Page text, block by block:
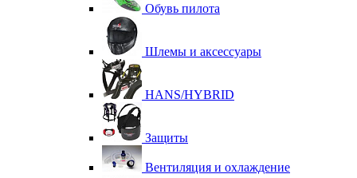
Обувь пилота
Шлемы и аксессуары
HANS/HYBRID
Защиты
Вентиляция и охлаждение